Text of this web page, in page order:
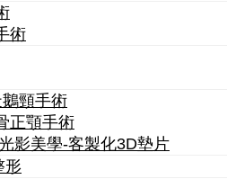
術
頸手術
正顎手術
影美學-客製化3D墊片
形